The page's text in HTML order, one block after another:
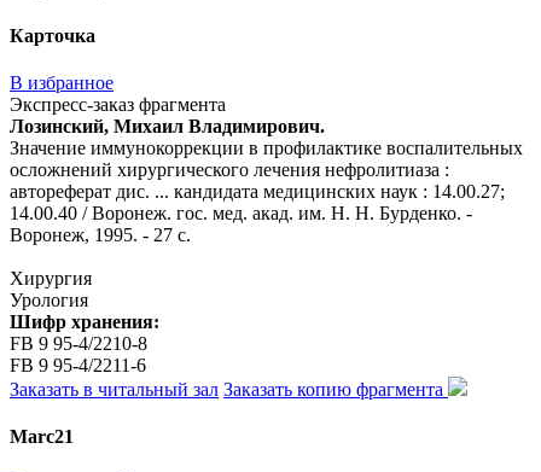
Карточка
В избранное
Экспресс-заказ фрагмента
Лозинский, Михаил Владимирович.
Значение иммунокоррекции в профилактике воспалительных
осложнений хирургического лечения нефролитиаза :
автореферат дис. ... кандидата медицинских наук : 14.00.27;
14.00.40 / Воронеж. гос. мед. акад. им. Н. Н. Бурденко. -
Воронеж, 1995. - 27 с.
Хирургия
Урология
Шифр хранения:
FB 9 95-4/2210-8
FB 9 95-4/2211-6
Заказать в читальный зал Заказать копию фрагмента
Marc21